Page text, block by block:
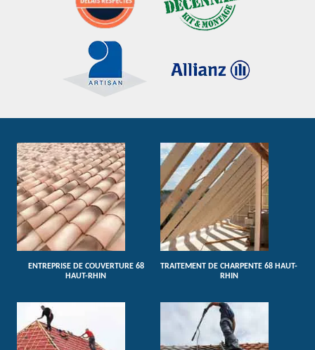
ENTREPRISE DE COUVERTURE 68
HAUT-RHIN
TRAITEMENT DE CHARPENTE 68 HAUT-
RHIN